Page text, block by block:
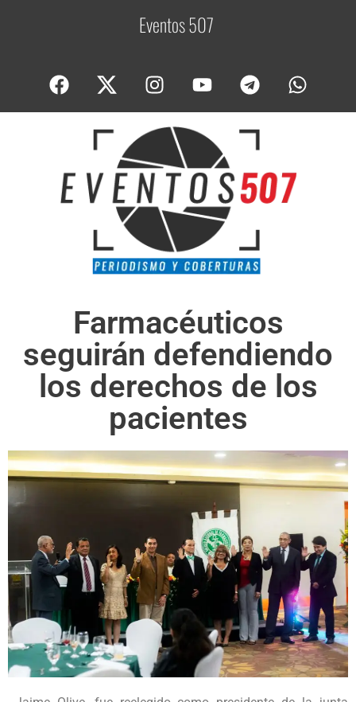
Eventos 507C
Farmacéuticos
seguirán defendiendo
los derechos de los
pacientes